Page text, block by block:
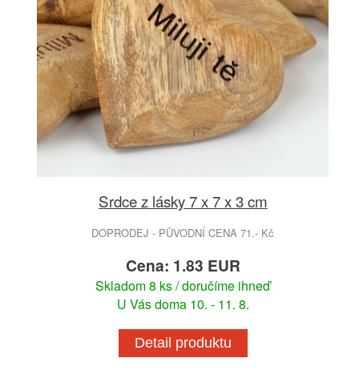
Srdce z lásky 7 x 7 x 3 cm
DOPRODEJ - PŮVODNÍ CENA 71.- Kč
Cena: 1.83 EUR
Skladom 8 ks / doručíme ihneď
U Vás doma 10. - 11. 8.
Detail produktu